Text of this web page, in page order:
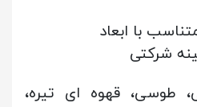
با ابعاد
شرکتی
طوسی، قهوه ای تیره،